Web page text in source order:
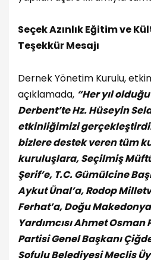
Seçek Azınlık Eğitim ve
Teşekkür Mesajı
Dernek Yönetim Kurulu,
açıklamada, “Her yıl
Derbent’te Hz. Hüseyin
etkinliğimizi
bizlere destek veren tüm
kuruluşlara, Seçilmiş
Şerif’e, T.C. Gümülcine
Aykut Ünal’a, Rodop
Ferhat’a, Doğu
Yardımcısı Ahmet Osman
Partisi Genel Başkanı
Sofulu Belediyesi Meclis